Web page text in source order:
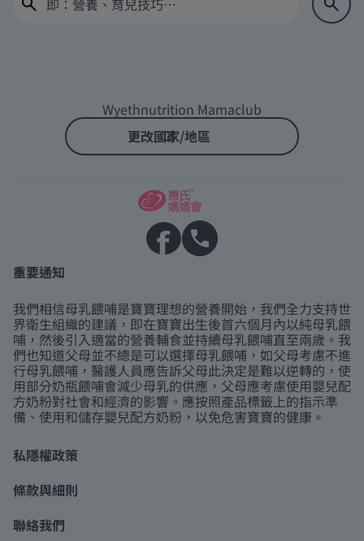
Wyethnutrition Mamaclub
更改國家/地區
重要通知
我們相信母乳餵哺是寶寶理想的營養開始，我們全力支持世
界衛生組織的建議，即在寶寶出生後首六個月內以純母乳餵
哺，然後引入適當的營養輔食並持續母乳餵哺直至兩歲。我
們也知道父母並不總是可以選擇母乳餵哺，如父母考慮不進
行母乳餵哺，醫護人員應告訴父母此決定是難以逆轉的，使
用部分奶瓶餵哺會減少母乳的供應，父母應考慮使用嬰兒配
方奶粉對社會和經濟的影響。應按照產品標籤上的指示準
備、使用和儲存嬰兒配方奶粉，以免危害寶寶的健康。
私隱權政策
條款與細則
聯絡我們